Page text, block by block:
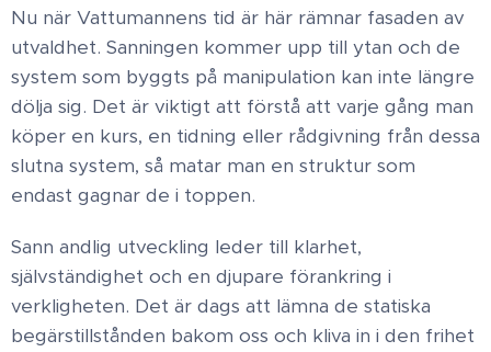
Nu när Vattumannens tid är här rämnar fasaden av
utvaldhet. Sanningen kommer upp till ytan och de
system som byggts på manipulation kan inte längre
dölja sig. Det är viktigt att förstå att varje gång man
köper en kurs, en tidning eller rådgivning från dessa
slutna system, så matar man en struktur som
endast gagnar de i toppen. ​
Sann andlig utveckling leder till klarhet,
självständighet och en djupare förankring i
verkligheten. Det är dags att lämna de statiska
begärstillstånden bakom oss och kliva in i den frihet